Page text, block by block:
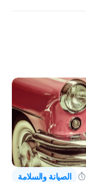
الصيانة والسلامة